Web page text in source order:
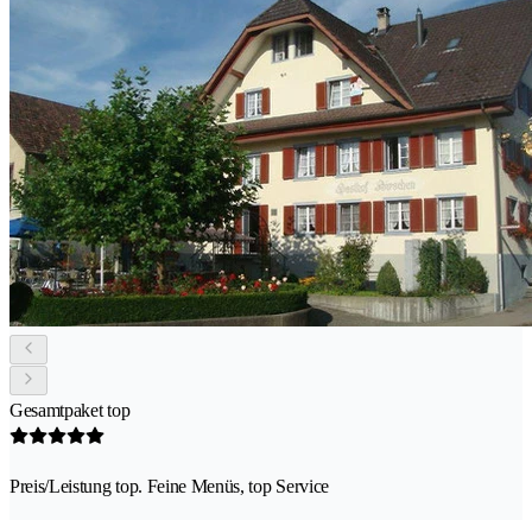
Gesamtpaket top
Preis/Leistung top. Feine Menüs, top Service